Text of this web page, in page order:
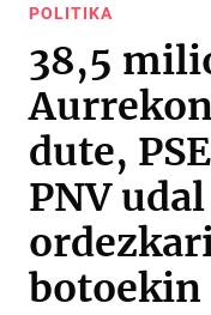
POLITIKA
38,5
dute,
PNV
botoekin